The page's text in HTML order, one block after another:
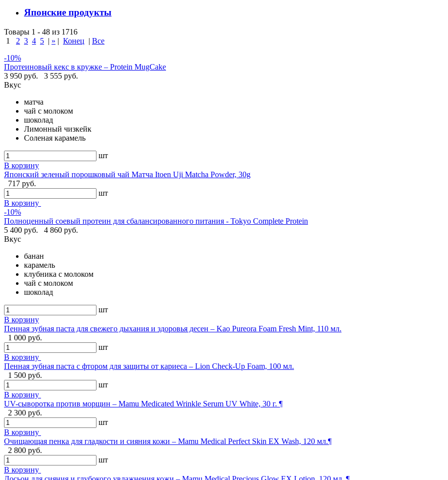
Японские продукты
Товары 1 - 48 из 1716
1
2 3 4 5 | » | Конец | Все
-10%
Протеиновый кекс в кружке – Protein MugCake
3 950 руб.
3 555 руб.
Вкус
матча
чай с молоком
шоколад
Лимонный чизкейк
Соленая карамель
шт
В корзину
Японский зеленый порошковый чай Матча Itoen Uji Matcha Powder, 30g
717 руб.
шт
В корзину
-10%
Полноценный соевый протеин для сбалансированного питания - Tokyo Complete Protein
5 400 руб.
4 860 руб.
Вкус
банан
карамель
клубника с молоком
чай с молоком
шоколад
шт
В корзину
Пенная зубная паста для свежего дыхания и здоровья десен – Kao Pureora Foam Fresh Mint, 110 мл.
1 000 руб.
шт
В корзину
Пенная зубная паста с фтором для защиты от кариеса – Lion Check-Up Foam, 100 мл.
1 500 руб.
шт
В корзину
UV-сыворотка против морщин – Mamu Medicated Wrinkle Serum UV White, 30 г. ¶
2 300 руб.
шт
В корзину
Очищающая пенка для гладкости и сияния кожи – Mamu Medical Perfect Skin EX Wash, 120 мл.¶
2 800 руб.
шт
В корзину